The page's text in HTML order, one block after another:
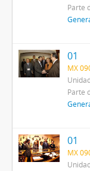
Parte
01
MX
Parte
01
MX